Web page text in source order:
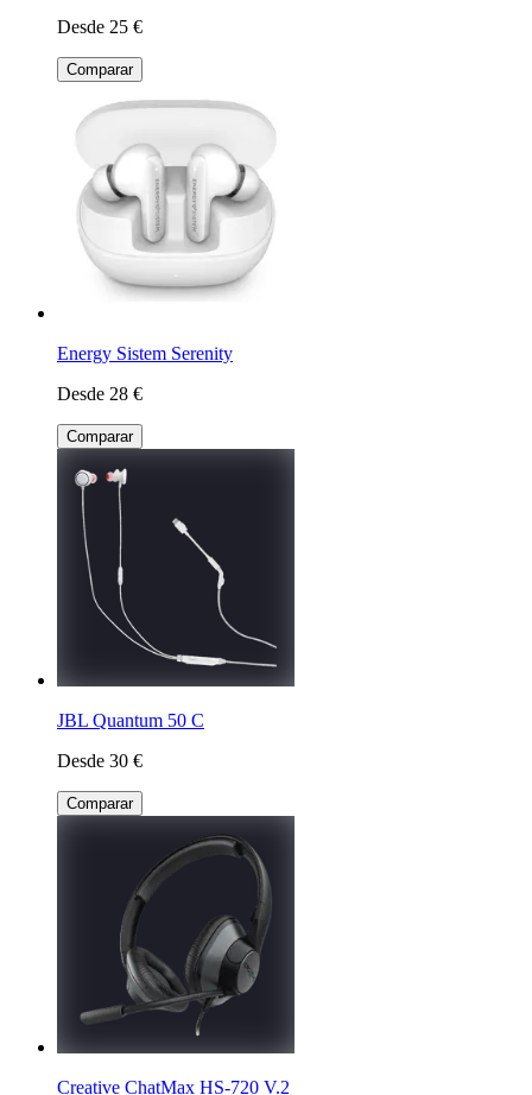
Desde 25 €
Comparar
Energy Sistem Serenity
Desde 28 €
Comparar
JBL Quantum 50 C
Desde 30 €
Comparar
Creative ChatMax HS-720 V.2